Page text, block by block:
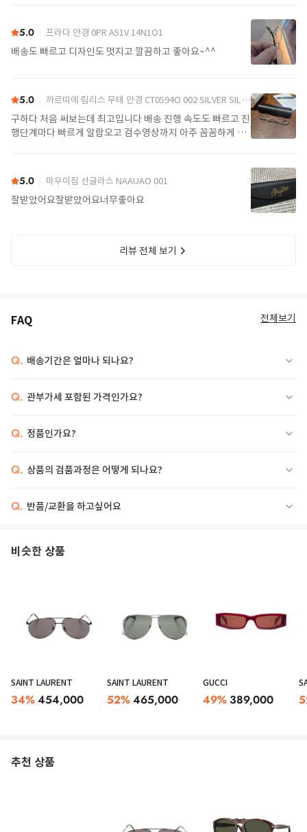
5.0 프라다 안경 0PR A51V 14N1O1
배송도 빠르고 디자인도 멋지고 깔끔하고 좋아요~^^
5.0 까르띠에 림리스 무테 안경 CT0594O 002 SILVER SILVER TRANSPARENT
구하다 처음 써보는데 최고입니다 배송 진행 속도도 빠르고 진
행단계마다 빠르게 알람오고 검수영상까지 아주 꼼꼼하게 찍
5.0 마우이짐 선글라스 NAAUAO 001
잘받았어요잘받았어요너무좋아요
리뷰 전체 보기
FAQ 전체보기
Q. 배송기간은 얼마나 되나요?
Q. 관부가세 포함된 가격인가요?
Q. 정품인가요?
Q. 상품의 검품과정은 어떻게 되나요?
Q. 반품/교환을 하고싶어요
비슷한 상품
SAINT LAURENT
34%454,000
SAINT LAURENT
52%465,000
GUCCI
49% 389,000
추천 상품